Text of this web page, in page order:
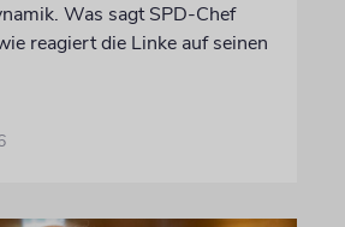
Was sagt SPD-Chef
reagiert die Linke auf seinen